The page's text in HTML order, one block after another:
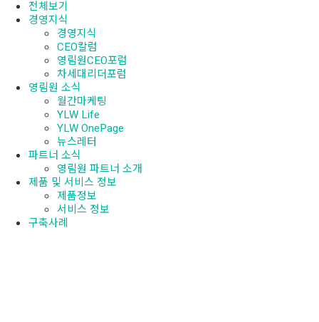
전체보기
경영지식
경영지식
CEO칼럼
영림원CEO포럼
차세대리더포럼
영림원 소식
월간마케팅
YLW Life
YLW OnePage
뉴스레터
파트너 소식
영림원 파트너 소개
제품 및 서비스 정보
제품정보
서비스 정보
구축사례